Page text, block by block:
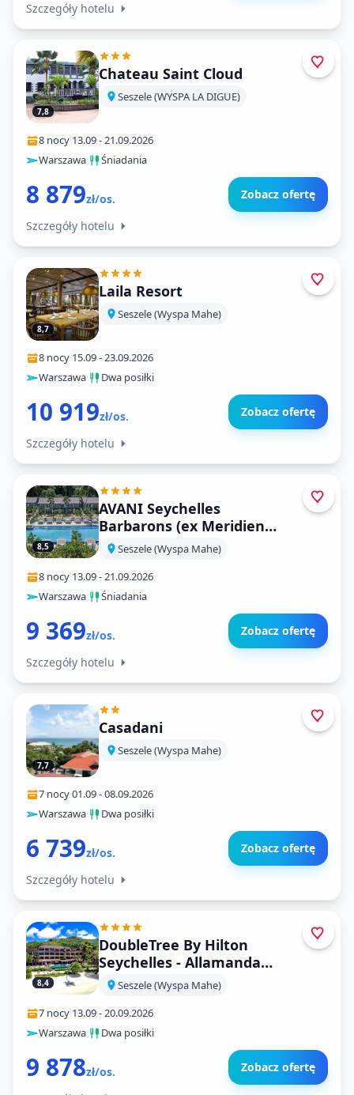
Szczegóły hotelu
7,8
Chateau Saint Cloud
Seszele (WYSPA LA DIGUE)
8 nocy·13.09-21.09.2026
Warszawa· Śniadania
8 879zł/os. Zobacz ofertę
Szczegóły hotelu
8,7
Laila Resort
Seszele (Wyspa Mahe)
8 nocy·15.09-23.09.2026
Warszawa· Dwa posiłki
10 919zł/os. Zobacz ofertę
Szczegóły hotelu
8,5
AVANI Seychelles
Barbarons (ex Meridien
Barbarons)
Seszele (Wyspa Mahe)
8 nocy·13.09-21.09.2026
Warszawa· Śniadania
9 369zł/os. Zobacz ofertę
Szczegóły hotelu
7,7
Casadani
Seszele (Wyspa Mahe)
7 nocy·01.09-08.09.2026
Warszawa· Dwa posiłki
6 739zł/os. Zobacz ofertę
Szczegóły hotelu
8,4
DoubleTree By Hilton
Seychelles - Allamanda
Resort And Spa
Seszele (Wyspa Mahe)
7 nocy·13.09-20.09.2026
Warszawa· Dwa posiłki
9 878zł/os. Zobacz ofertę